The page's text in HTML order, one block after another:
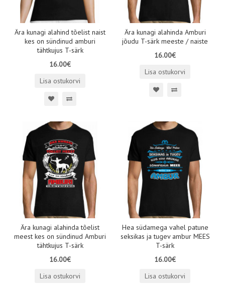
Ära kunagi alahind tõelist naist
kes on sündinud amburi
tähtkujus T-särk
16.00€
Lisa ostukorvi
Ära kunagi alahinda Amburi
jõudu T-särk meeste / naiste
16.00€
Lisa ostukorvi
Ära kunagi alahinda tõelist
meest kes on sündinud Amburi
tähtkujus T-särk
16.00€
Lisa ostukorvi
Hea südamega vahel patune
seksikas ja tugev ambur MEES
T-särk
16.00€
Lisa ostukorvi